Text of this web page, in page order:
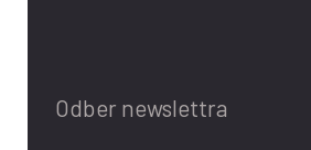
Odber newslettra